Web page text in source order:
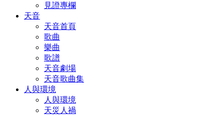
見證專欄
天音
天音首頁
歌曲
樂曲
歌譜
天音劇場
天音歌曲集
人與環境
人與環境
天災人禍